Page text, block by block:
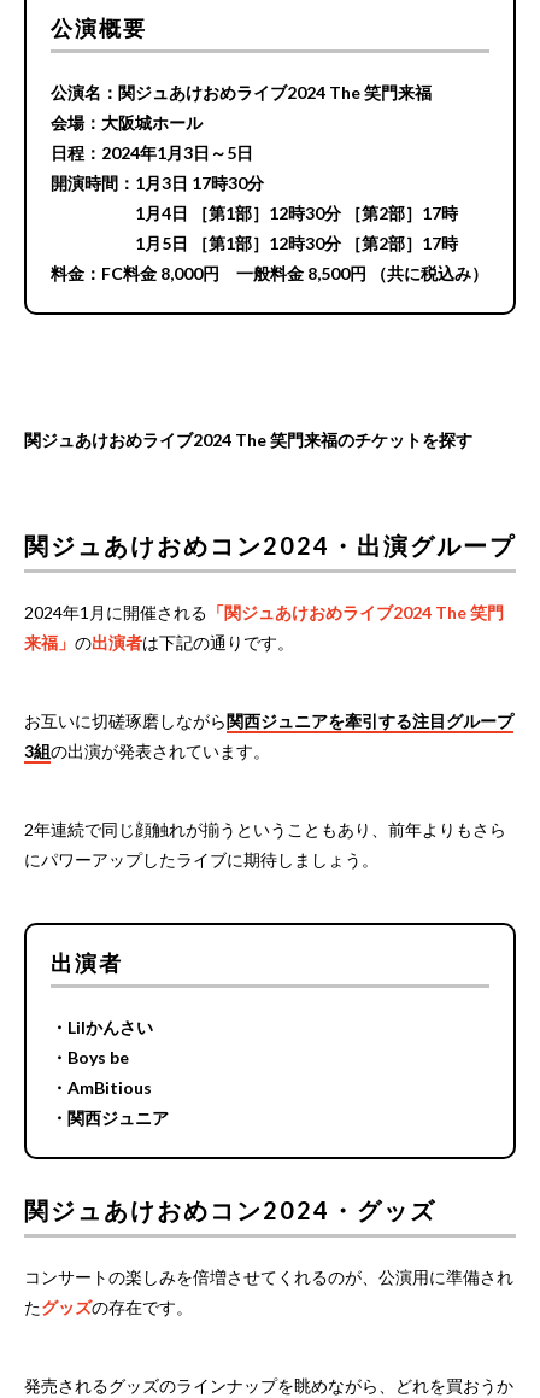
公演概要
公演名：関ジュあけおめライブ2024 The 笑門来福
会場：大阪城ホール
日程：2024年1月3日～5日
開演時間：1月3日 17時30分
1月4日 ［第1部］12時30分 ［第2部］17時
1月5日 ［第1部］12時30分 ［第2部］17時
料金：FC料金 8,000円 一般料金 8,500円 （共に税込み）
関ジュあけおめライブ2024 The 笑門来福のチケットを探す
関ジュあけおめコン2024・出演グループ
2024年1月に開催される 「関ジュあけおめライブ2024 The 笑門
来福」 の出演者は下記の通りです。
お互いに切磋琢磨しながら関西ジュニアを牽引する注目グループ
3組の出演が発表されています。
2年連続で同じ顔触れが揃うということもあり、前年よりもさら
にパワーアップしたライブに期待しましょう。
出演者
・Lilかんさい
・Boys be
・AmBitious
・関西ジュニア
関ジュあけおめコン2024・グッズ
コンサートの楽しみを倍増させてくれるのが、公演用に準備され
たグッズの存在です。
発売されるグッズのラインナップを眺めながら、どれを買おうか